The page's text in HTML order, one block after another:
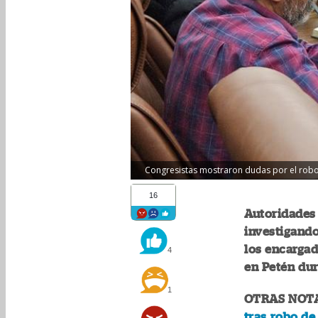
Congresistas mostraron dudas por el
16
4
1
Autoridades
los
en Petén
OTRAS